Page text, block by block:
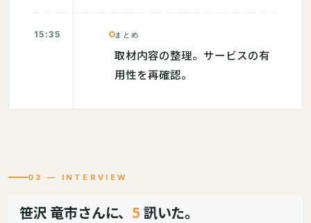
15:35 まとめ
取材内容の整理。サービスの有
用性を再確認。
03 — INTERVIEW
笹沢 竜市さんに、5 訊いた。